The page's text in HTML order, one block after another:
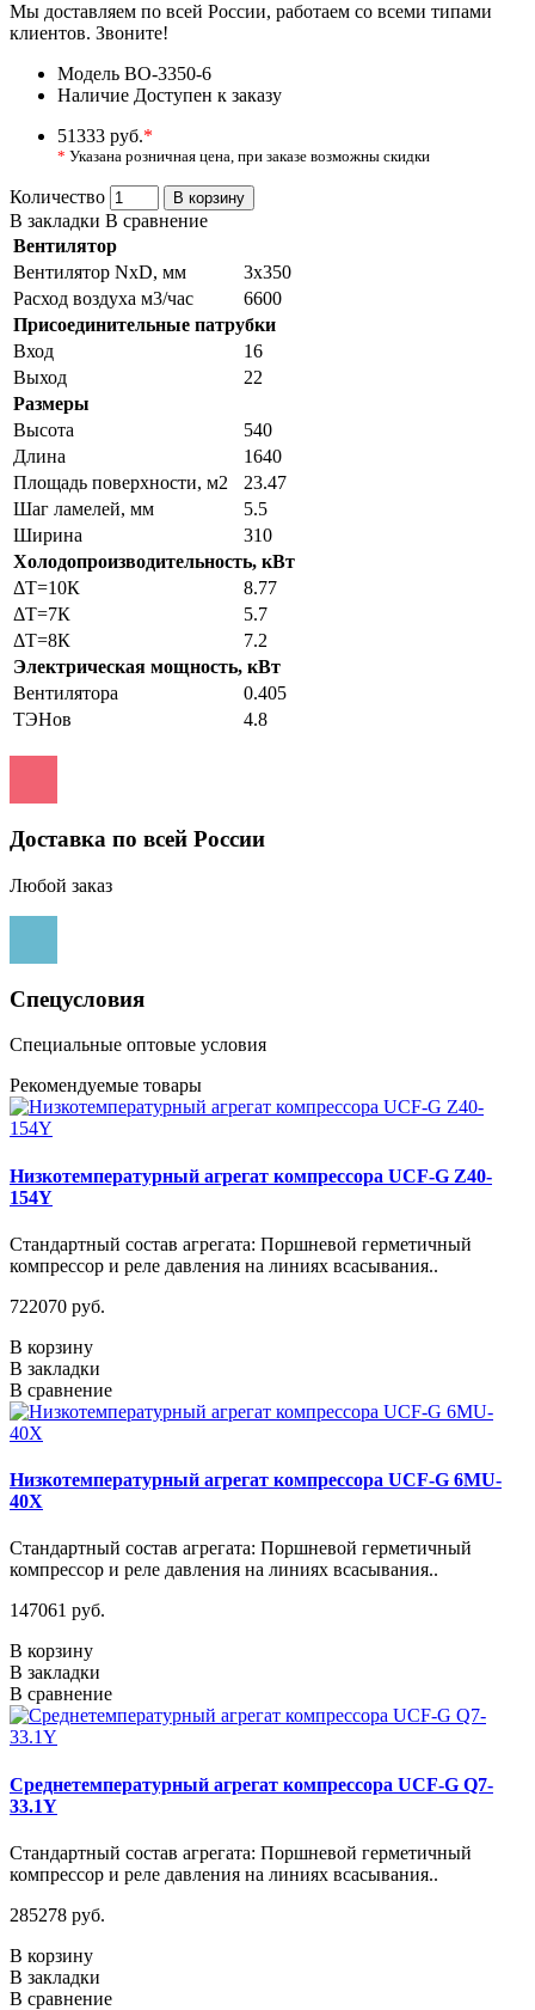
Мы доставляем по всей России, работаем со всеми типами
клиентов. Звоните!
Модель ВО-3350-6
Наличие Доступен к заказу
51333 руб.*
* Указана розничная цена, при заказе возможны скидки
Количество В корзину
В закладки В сравнение
Вентилятор
Вентилятор NxD, мм
3х350
Расход воздуха м3/час
6600
Присоединительные патрубки
Вход
16
Выход
22
Размеры
Высота
540
Длина
1640
Площадь поверхности, м2
23.47
Шаг ламелей, мм
5.5
Ширина
310
Холодопроизводительность, кВт
ΔТ=10К
8.77
ΔТ=7К
5.7
ΔТ=8К
7.2
Электрическая мощность, кВт
Вентилятора
0.405
ТЭНов
4.8
Доставка по всей России
Любой заказ
Спецусловия
Специальные оптовые условия
Рекомендуемые товары
Низкотемпературный агрегат компрессора UCF-G Z40-
154Y
Стандартный состав агрегата: Поршневой герметичный
компрессор и реле давления на линиях всасывания..
722070 руб.
В корзину
В закладки
В сравнение
Низкотемпературный агрегат компрессора UCF-G 6MU-
40X
Стандартный состав агрегата: Поршневой герметичный
компрессор и реле давления на линиях всасывания..
147061 руб.
В корзину
В закладки
В сравнение
Среднетемпературный агрегат компрессора UCF-G Q7-
33.1Y
Стандартный состав агрегата: Поршневой герметичный
компрессор и реле давления на линиях всасывания..
285278 руб.
В корзину
В закладки
В сравнение